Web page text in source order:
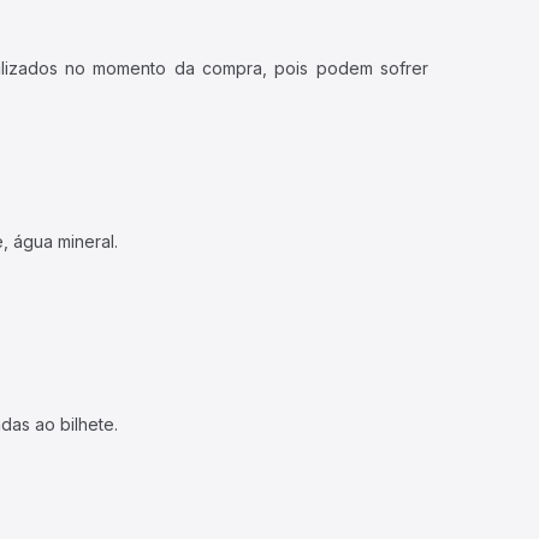
no momento da compra, pois podem sofrer
água mineral.
ao bilhete.